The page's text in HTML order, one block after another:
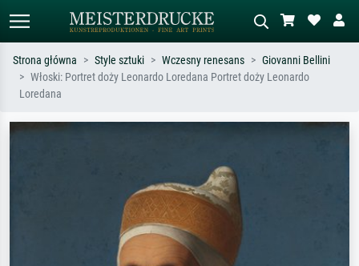
Wyszukiwanie standardowe
Strona główna Style sztuki Wczesny renesans
Giovanni Bellini
Włoski: Portret doży Leonardo Loredana Portret doży Leonardo
Loredana